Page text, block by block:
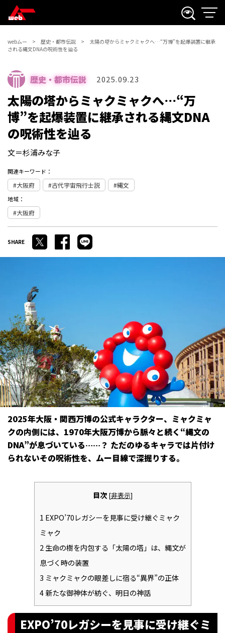
webムー 歴史・都市伝説
太陽の塔からミャクミャクへ…“万博”を起爆装置に継承
される縄文DNAの呪術性を辿る
歴史・都市伝説 2025.09.23
太陽の塔からミャクミャクへ…“万
博”を起爆装置に継承される縄文DNA
の呪術性を辿る
文＝杉浦みな子
関連キーワード：
大阪府 古代宇宙飛行士説 縄文
地域：
大阪府
2025年大阪・関西万博の公式キャラクター、ミャクミャ
クの内側には、1970年大阪万博から脈々と続く“縄文の
DNA”が息づいている……？ ただのゆるキャラでは片付け
られないその呪術性を、ムー目線で深掘りする。
目次 [非表示]
1 EXPO’70レガシーを見事に受け継ぐミャク
ミャク
2生命の樹を内包する「太陽の塔」は、縄文が
息づく時の装置
3 ミャクミャクの眼差しに宿る“異界”の正体
4新たな御神体が紡ぐ、明日の神話
EXPO’70レガシーを見事に受け継ぐミ